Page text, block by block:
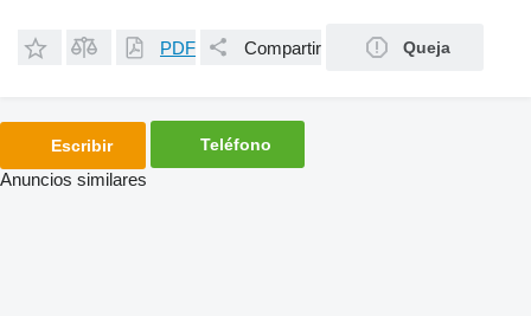
PDF Compartir Queja
Escribir Teléfono
Anuncios similares